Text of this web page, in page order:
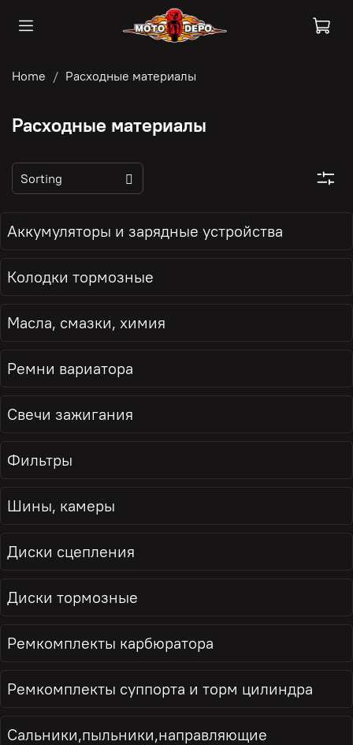
Home Расходные материалы
Расходные материалы
Аккумуляторы и зарядные устройства
Колодки тормозные
Масла, смазки, химия
Ремни вариатора
Свечи зажигания
Фильтры
Шины, камеры
Диски сцепления
Диски тормозные
Ремкомплекты карбюратора
Ремкомплекты суппорта и торм цилиндра
Сальники,пыльники,направляющие